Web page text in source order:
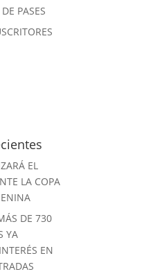
PASES
EL
LA COPA
DE 730
YA
EN